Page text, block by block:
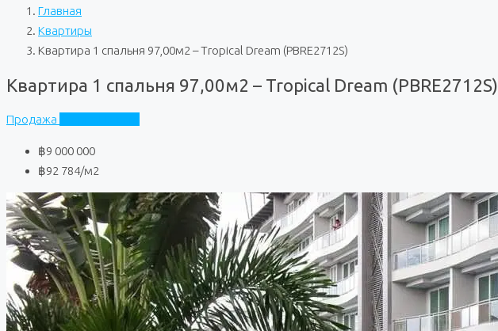
Главная
Квартиры
Квартира 1 спальня 97,00м2 – Tropical Dream (PBRE2712S)
Квартира 1 спальня 97,00м2 – Tropical Dream (PBRE2712S)
Продажа
฿9 000 000
฿92 784/м2